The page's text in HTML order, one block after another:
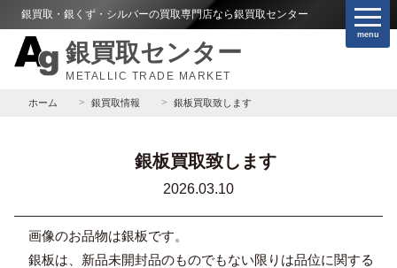
銀買取・銀くず・シルバーの買取専門店なら銀買取センター
銀買取センター
METALLIC TRADE MARKET
menu
ホーム 銀買取情報 銀板買取致します
銀板買取致します
2026.03.10
画像のお品物は銀板です。
銀板は、新品未開封品のものでもない限りは品位に関する